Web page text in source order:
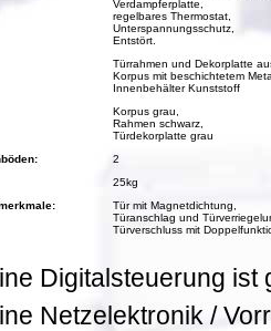
Verdampferplatte,
regelbares Thermostat,
Unterspannungsschutz,
Entstört.
Türrahmen und Dekorplatte
Korpus mit beschichtetem
Innenbehälter Kunststoff
Korpus grau,
Rahmen schwarz,
Türdekorplatte grau
2
25kg
Tür mit Magnetdichtung,
Türanschlag und
Türverschluss mit
Digitalsteuerung ist
Netzelektronik /